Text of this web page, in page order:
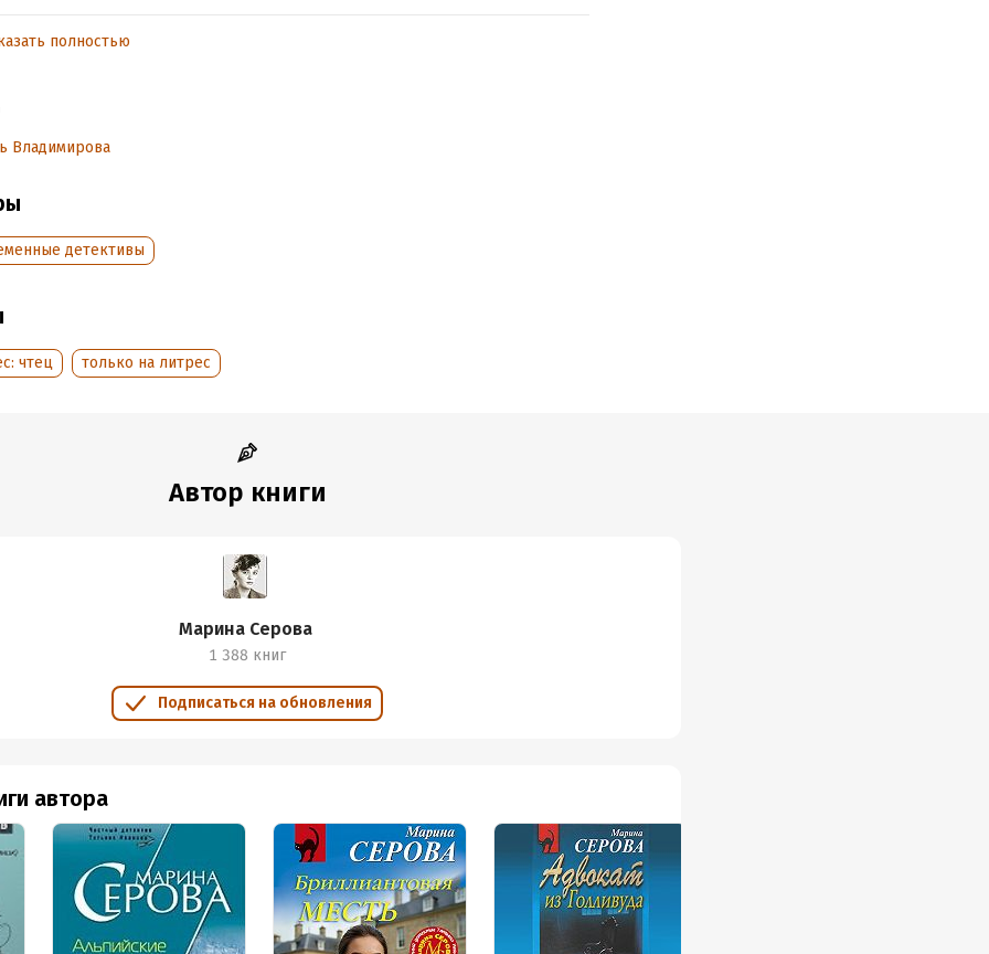
парня Владимира Прокопенко. У Прокопенко есть одна особенность –
куда обычным женщинам путь заказан…
4 мая 2023
полностью
Владимирова
детективы
чтец только на литрес
Автор книги
Марина Серова
1 388 книг
Подписаться на обновления
автора